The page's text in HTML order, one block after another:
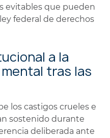
evitables que pueden
federal de derechos
a la
tras las
los castigos crueles e
sostenido durante
deliberada ante